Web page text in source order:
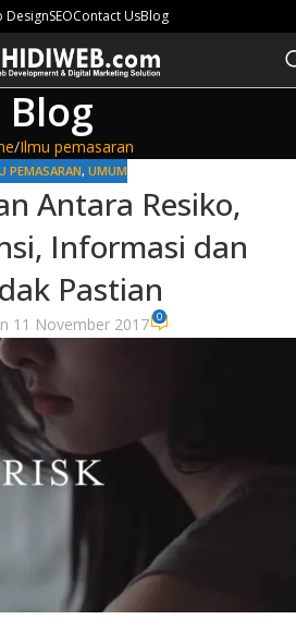
DesignSEOContact UsBlog
Blog
Ilmu pemasaran
PEMASARAN, UMUM
Antara Resiko,
Informasi dan
Pastian
11 November 2017 0